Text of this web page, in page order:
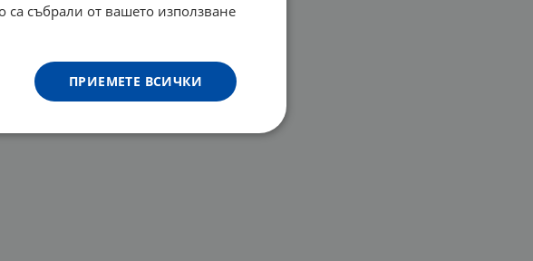
са събрали от вашето използване
ПРИЕМЕТЕ ВСИЧКИ